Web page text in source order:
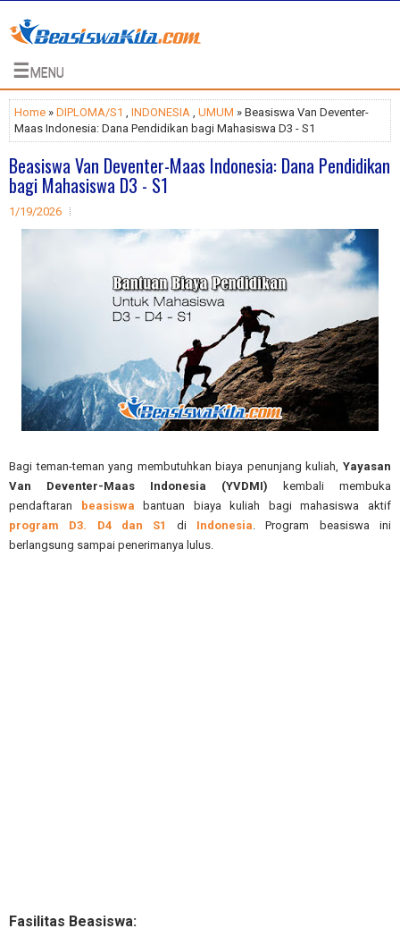
☰ MENU
Home » DIPLOMA/S1 , INDONESIA , UMUM » Beasiswa Van Deventer-
Maas Indonesia: Dana Pendidikan bagi Mahasiswa D3 - S1
Beasiswa Van Deventer-Maas Indonesia: Dana Pendidikan
bagi Mahasiswa D3 - S1
1/19/2026
Bagi teman-teman yang membutuhkan biaya penunjang kuliah, Yayasan
Van Deventer-Maas Indonesia (YVDMI) kembali membuka
pendaftaran
beasiswa bantuan biaya kuliah bagi mahasiswa aktif
program D3. D4 dan S1
di Indonesia. Program beasiswa ini
berlangsung sampai penerimanya lulus.
Fasilitas Beasiswa: